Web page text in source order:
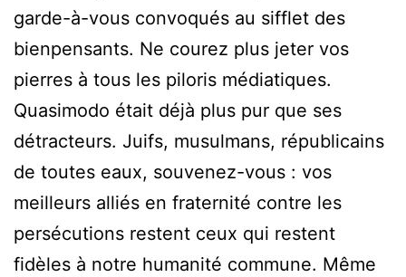
garde-à-vous convoqués au sifflet des
bienpensants. Ne courez plus jeter vos
pierres à tous les piloris médiatiques.
Quasimodo était déjà plus pur que ses
détracteurs. Juifs, musulmans, républicains
de toutes eaux, souvenez-vous : vos
meilleurs alliés en fraternité contre les
persécutions restent ceux qui restent
fidèles à notre humanité commune. Même